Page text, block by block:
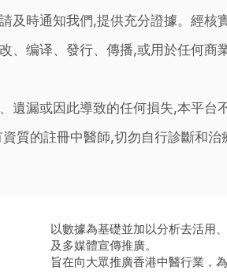
時通知我們,提供充分證據。經核
编译、發行、傳播,或用於任何商
漏或因此導致的任何損失,本平台
質的註冊中醫師,切勿自行診斷和
以數據為基礎並加以分析去活用
及多媒體宣傳推廣。
旨在向大眾推廣香港中醫行業，